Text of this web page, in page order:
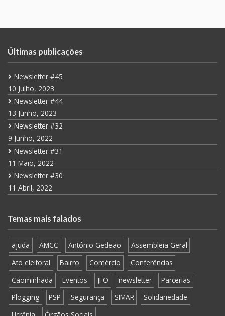
Últimas publicações
Newsletter #45
10 Julho, 2023
Newsletter #44
13 Junho, 2023
Newsletter #32
9 Junho, 2022
Newsletter #31
11 Maio, 2022
Newsletter #30
11 Abril, 2022
Temas mais falados
ajuda AMCC António Gedeão
Assembleia Geral
Ato eleitoral
Bairro Comércio
Conferências
Cãominhada
Eventos JFO newsletter
Parcerias
Plogging
PSP Segurança SIMAR
Solidariedade